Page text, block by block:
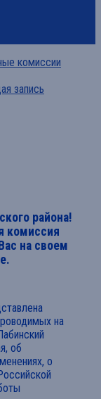
комиссии
запись
района!
комиссия
на своем
на
об
о